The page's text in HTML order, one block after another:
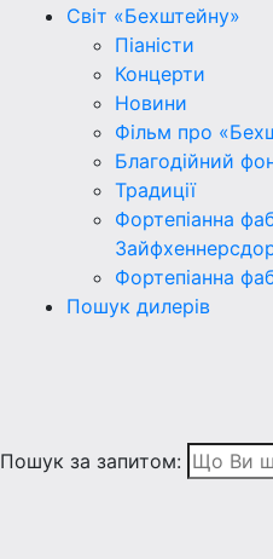
Світ «Бехштейну»
Піаністи
Концерти
Новини
Фільм про
Благодійний
Традиції
Фортепіанна
Фортепіанна
Пошук дилерів
Пошук за запитом: